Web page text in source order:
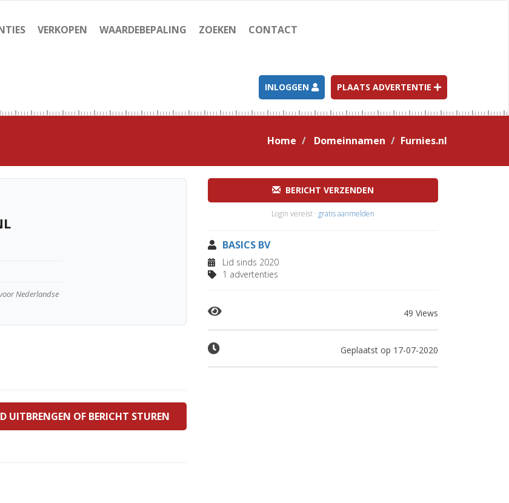
VERKOPEN WAARDEBEPALING ZOEKEN CONTACT
INLOGGEN PLAATS ADVERTENTIE
Home Domeinnamen Furnies.nl
Nederlandse
UITBRENGEN OF BERICHT STUREN
BERICHT VERZENDEN
Login vereist · gratis aanmelden
BASICS BV
Lid sinds 2020
1 advertenties
49 Views
Geplaatst op 17-07-2020